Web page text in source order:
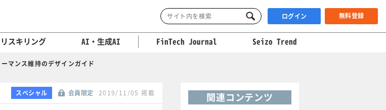
ログイン 無料登録
リスキリング AI・生成AI FinTech Journal Seizo Trend
マンス維持のデザインガイド
スペシャル 会員限定 2019/11/05 掲載 関連コンテンツ